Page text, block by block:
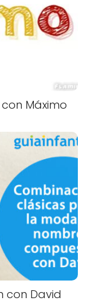
Máximo
con David